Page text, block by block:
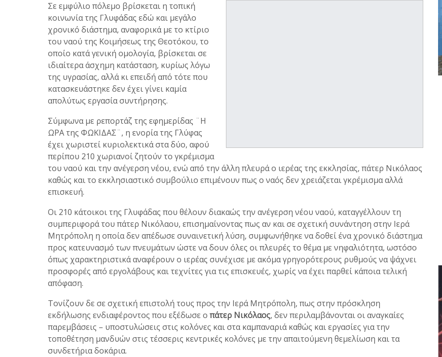
Σε εμφύλιο πόλεμο βρίσκεται η τοπική
κοινωνία της Γλυφάδας εδώ και μεγάλο
χρονικό διάστημα, αναφορικά με το κτίριο
του ναού της Κοιμήσεως της Θεοτόκου, το
οποίο κατά γενική ομολογία, βρίσκεται σε
ιδιαίτερα άσχημη κατάσταση, κυρίως λόγω
της υγρασίας, αλλά κι επειδή από τότε που
κατασκευάστηκε δεν έχει γίνει καμία
απολύτως εργασία συντήρησης.
Σύμφωνα με ρεπορτάζ της εφημερίδας ¨Η
ΩΡΑ της ΦΩΚΙΔΑΣ¨, η ενορία της Γλύφας
έχει χωριστεί κυριολεκτικά στα δύο, αφού
περίπου 210 χωριανοί ζητούν το γκρέμισμα
του ναού και την ανέγερση νέου, ενώ από την άλλη πλευρά ο ιερέας της εκκλησίας, πάτερ Νικόλαος
καθώς και το εκκλησιαστικό συμβούλιο επιμένουν πως ο ναός δεν χρειάζεται γκρέμισμα αλλά
επισκευή.
Οι 210 κάτοικοι της Γλυφάδας που θέλουν διακαώς την ανέγερση νέου ναού, καταγγέλλουν τη
συμπεριφορά του πάτερ Νικόλαου, επισημαίνοντας πως αν και σε σχετική συνάντηση στην Ιερά
Μητρόπολη η οποία δεν απέδωσε συναινετική λύση, συμφωνήθηκε να δοθεί ένα χρονικό διάστημα
προς κατευνασμό των πνευμάτων ώστε να δουν όλες οι πλευρές το θέμα με νηφαλιότητα, ωστόσο
όπως χαρακτηριστικά αναφέρουν ο ιερέας συνέχισε με ακόμα γρηγορότερους ρυθμούς να ψάχνει
προσφορές από εργολάβους και τεχνίτες για τις επισκευές, χωρίς να έχει παρθεί κάποια τελική
απόφαση.
Τονίζουν δε σε σχετική επιστολή τους προς την Ιερά Μητρόπολη, πως στην πρόσκληση
εκδήλωσης ενδιαφέροντος που εξέδωσε ο πάτερ Νικόλαος, δεν περιλαμβάνονται οι αναγκαίες
παρεμβάσεις – υποστυλώσεις στις κολόνες και στα καμπαναριά καθώς και εργασίες για την
τοποθέτηση μανδυών στις τέσσερις κεντρικές κολόνες με την απαιτούμενη θεμελίωση και τα
συνδετήρια δοκάρια.